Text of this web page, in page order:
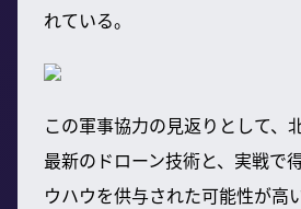
れている。
この軍事協力の見返りとして、
最新のドローン技術と、実戦で
ウハウを供与された可能性が高